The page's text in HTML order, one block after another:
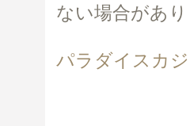
ない場合があ
パラダイスカ